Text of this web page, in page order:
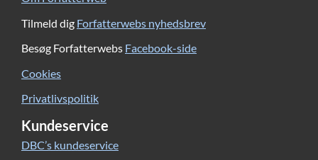
Tilmeld dig Forfatterwebs nyhedsbrev
Besøg Forfatterwebs Facebook-side
Cookies
Privatlivspolitik
Kundeservice
DBC’s kundeservice